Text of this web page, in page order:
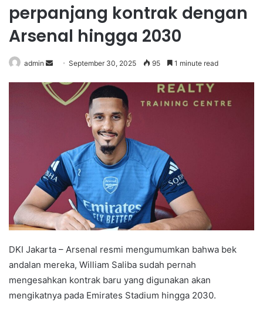
perpanjang kontrak dengan
Arsenal hingga 2030
admin
n
m
a
i
l
September 30, 2025 95 1 minute read
DKI Jakarta – Arsenal resmi mengumumkan bahwa bek
andalan mereka, William Saliba sudah pernah
mengesahkan kontrak baru yang digunakan akan
mengikatnya pada Emirates Stadium hingga 2030.